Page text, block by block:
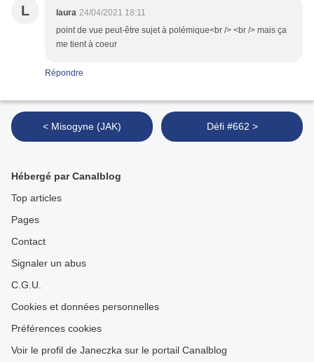
L laura 24/04/2021 18:11
point de vue peut-être sujet à polémique<br /> <br /> mais ça
me tient à coeur
Répondre
< Misogyne (JAK) Défi #662 >
Hébergé par Canalblog
Top articles
Pages
Contact
Signaler un abus
C.G.U.
Cookies et données personnelles
Préférences cookies
Voir le profil de Janeczka sur le portail Canalblog